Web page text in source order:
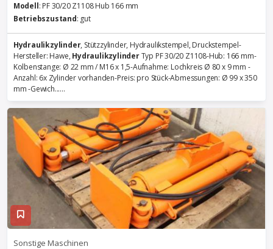
Modell: PF 30/20 Z1108 Hub 166 mm
Betriebszustand: gut
Hydraulikzylinder, Stützzylinder, Hydraulikstempel, Druckstempel-
Hersteller: Hawe, HydraulikzylinderTyp PF 30/20 Z1108-Hub: 166 mm-
Kolbenstange: Ø 22 mm / M16 x 1,5-Aufnahme: Lochkreis Ø 80 x 9 mm -
Anzahl: 6x Zylinder vorhanden-Preis: pro Stück-Abmessungen: Ø 99 x 350
mm -Gewich......
Sonstige Maschinen